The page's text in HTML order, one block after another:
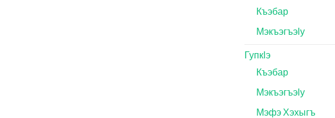
Къэбар
Мэкъэгъэӏу
Гупкӏэ
Къэбар
Мэкъэгъэӏу
Мэфэ Хэхыгъ